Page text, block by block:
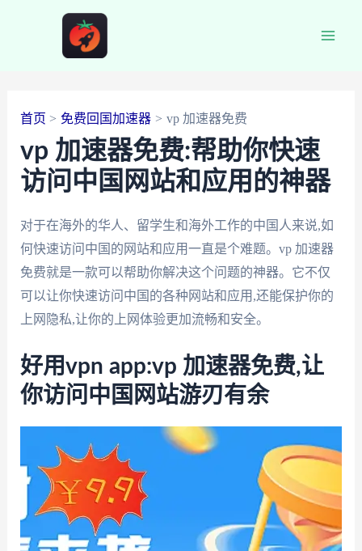
首页 免费回国加速器 vp 加速器免费
vp 加速器免费:帮助你快速
访问中国网站和应用的神器
对于在海外的华人、留学生和海外工作的中国人来说,如
何快速访问中国的网站和应用一直是个难题。vp 加速器
免费就是一款可以帮助你解决这个问题的神器。它不仅
可以让你快速访问中国的各种网站和应用,还能保护你的
上网隐私,让你的上网体验更加流畅和安全。
好用vpn app:vp 加速器免费,让
你访问中国网站游刃有余